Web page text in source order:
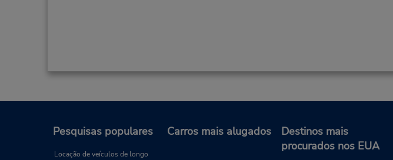
Pesquisas populares
Locação de veículos de longo
Carros mais alugados
Destinos mais
procurados nos EUA